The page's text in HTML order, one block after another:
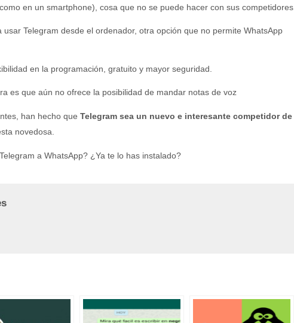
en un smartphone), cosa que no se puede hacer con sus competidores.
Telegram desde el ordenador, otra opción que no permite WhatsApp
en la programación, gratuito y mayor seguridad.
es que aún no ofrece la posibilidad de mandar notas de voz
han hecho que Telegram sea un nuevo e interesante competidor de
novedosa.
a WhatsApp? ¿Ya te lo has instalado?